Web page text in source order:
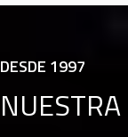
DESDE 1997
NUESTRA